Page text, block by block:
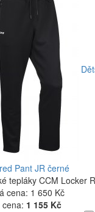
Pant JR černé
tepláky CCM Locker
cena: 1 650 Kč
cena: 1 155 Kč